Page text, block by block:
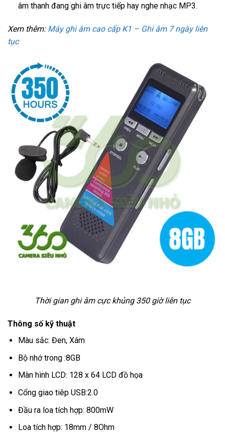
âm thanh đang ghi âm trực tiếp hay nghe nhạc MP3.
Xem thêm:Máy ghi âm cao cấp K1 – Ghi âm 7 ngày liên
tục
Thời gian ghi âm cực khủng 350 giờ liên tục
Thông số kỹ thuật
Màu sắc: Đen, Xám
Bộ nhớ trong :8GB
Màn hình LCD: 128 x 64 LCD đồ họa
Cổng giao tiêp USB:2.0
Đầu ra loa tích hợp: 800mW
Loa tích hợp: 18mm / 8Ohm